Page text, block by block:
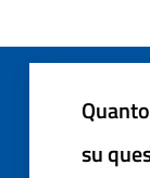
su